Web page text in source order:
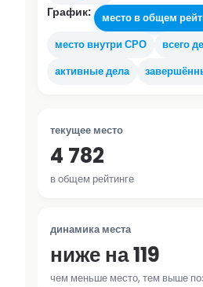
График:
место в общем
место внутри СРО
всего
активные дела
текущее место
4 782
в общем рейтинге
динамика места
ниже на 119
чем меньше место, тем выше